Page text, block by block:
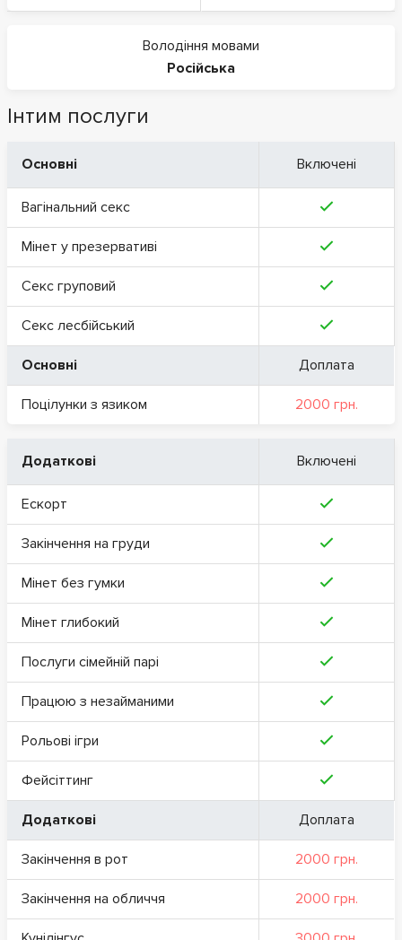
Володіння мовами
Російська
Інтим послуги
Основні Включені
Вагінальний секс
Мінет у презервативі
Секс груповий
Секс лесбійський
Основні Доплата
Поцілунки з язиком 2000 грн.
Додаткові Включені
Ескорт
Закінчення на груди
Мінет без гумки
Мінет глибокий
Послуги сімейній парі
Працюю з незайманими
Рольові ігри
Фейсіттинг
Додаткові Доплата
Закінчення в рот 2000 грн.
Закінчення на обличчя 2000 грн.